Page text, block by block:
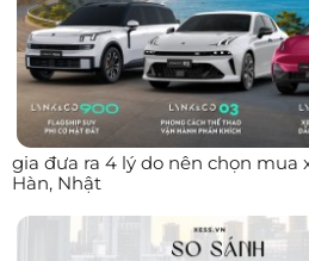
gia đưa ra 4 lý do nên chọn mua
Hàn, Nhật